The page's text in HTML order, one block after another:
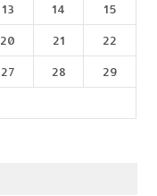
13 14 15
20 21 22
27 28 29